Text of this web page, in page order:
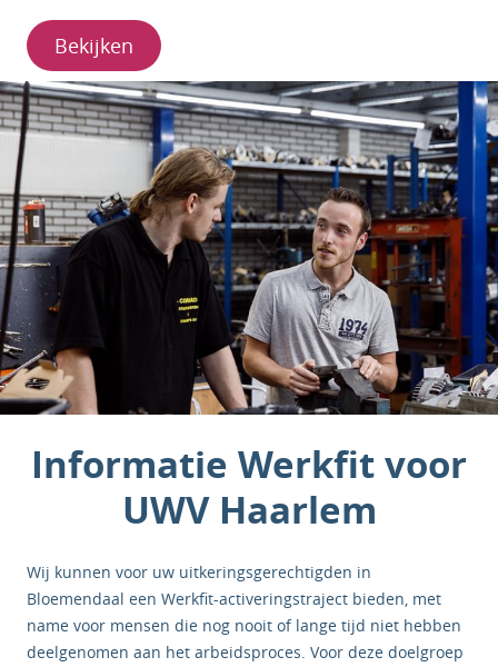
Bekijken
Informatie Werkfit voor
UWV Haarlem
Wij kunnen voor uw uitkeringsgerechtigden in
Bloemendaal een Werkfit-activeringstraject bieden, met
name voor mensen die nog nooit of lange tijd niet hebben
deelgenomen aan het arbeidsproces. Voor deze doelgroep